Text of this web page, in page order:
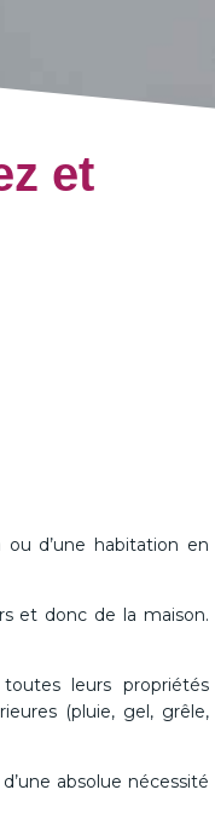
et
d’une habitation en
et donc de la maison.
leurs propriétés
(pluie, gel, grêle,
absolue nécessité